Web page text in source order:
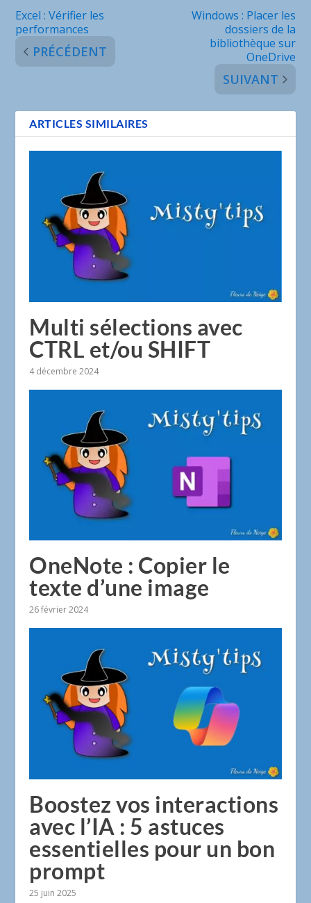
Excel : Vérifier les
performances
PRÉCÉDENT
Windows : Placer les
dossiers de la
bibliothèque sur
OneDrive
SUIVANT
ARTICLES SIMILAIRES
Multi sélections avec
CTRL et/ou SHIFT
4 décembre 2024
OneNote : Copier le
texte d’une image
26 février 2024
Boostez vos interactions
avec l’IA : 5 astuces
essentielles pour un bon
prompt
25 juin 2025